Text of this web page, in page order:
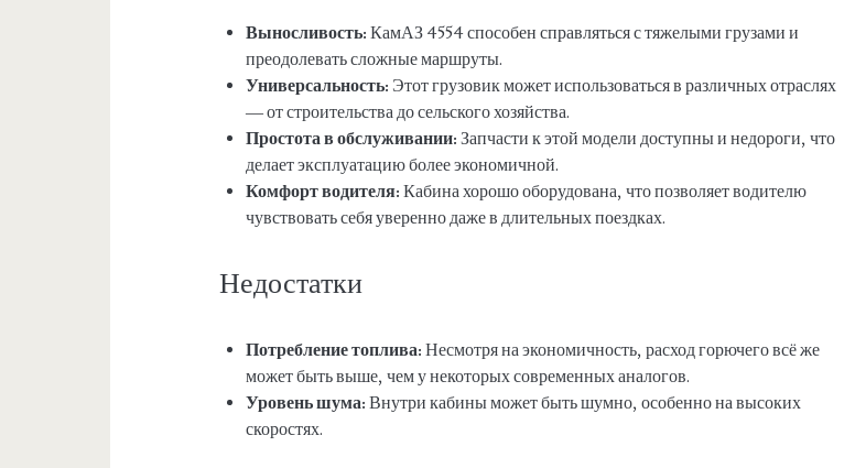
Выносливость: КамАЗ 4554 способен справляться с тяжелыми грузами и
преодолевать сложные маршруты.
Универсальность: Этот грузовик может использоваться в различных отраслях
— от строительства до сельского хозяйства.
Простота в обслуживании: Запчасти к этой модели доступны и недороги, что
делает эксплуатацию более экономичной.
Комфорт водителя: Кабина хорошо оборудована, что позволяет водителю
чувствовать себя уверенно даже в длительных поездках.
Недостатки
Потребление топлива: Несмотря на экономичность, расход горючего всё же
может быть выше, чем у некоторых современных аналогов.
Уровень шума: Внутри кабины может быть шумно, особенно на высоких
скоростях.